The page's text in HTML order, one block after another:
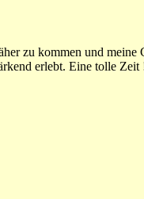
zu kommen und
erlebt. Eine tolle